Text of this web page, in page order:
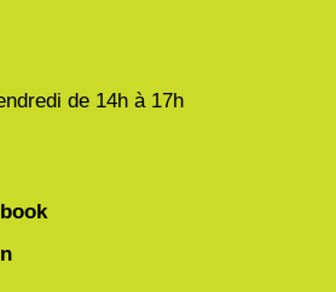
de 14h à 17h